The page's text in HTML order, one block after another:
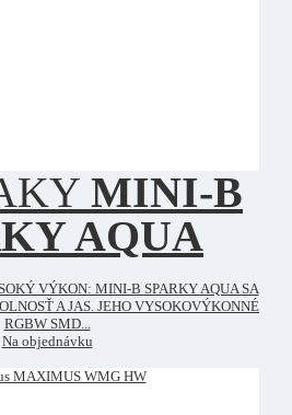
MINI-B
AQUA
VÝKON: MINI-B SPARKY AQUA SA
A JAS. JEHO VYSOKOVÝKONNÉ
RGBW SMD...
Na objednávku